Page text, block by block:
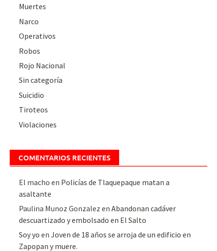
Muertes
Narco
Operativos
Robos
Rojo Nacional
Sin categoría
Suicidio
Tiroteos
Violaciones
COMENTARIOS RECIENTES
El macho en Policías de Tlaquepaque matan a
asaltante
Paulina Munoz Gonzalez enAbandonan cadáver
descuartizado y embolsado en El Salto
Soy yo enJoven de 18 años se arroja de un edificio en
Zapopan y muere.